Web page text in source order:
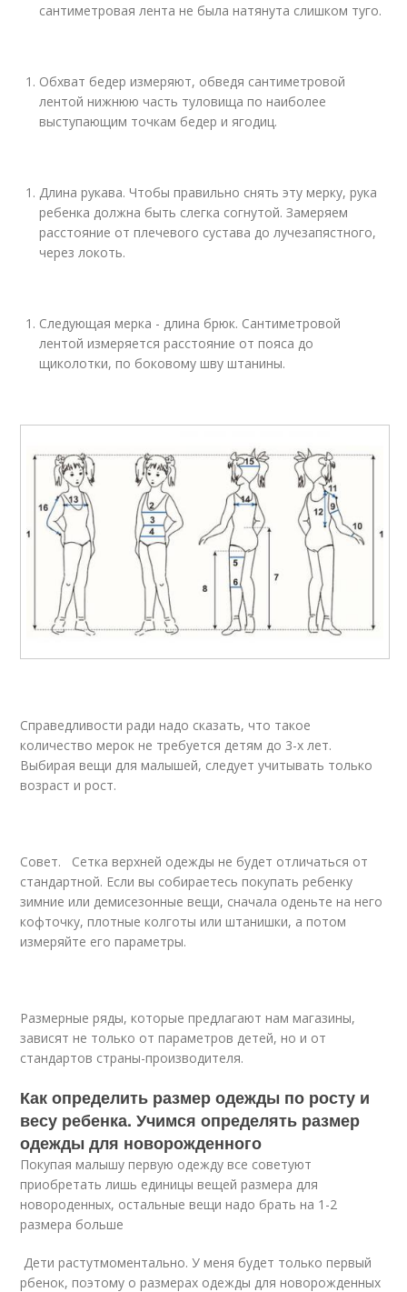
сантиметровая лента не была натянута слишком туго.
Обхват бедер измеряют, обведя сантиметровой
лентой нижнюю часть туловища по наиболее
выступающим точкам бедер и ягодиц.
Длина рукава. Чтобы правильно снять эту мерку, рука
ребенка должна быть слегка согнутой. Замеряем
расстояние от плечевого сустава до лучезапястного,
через локоть.
Следующая мерка - длина брюк. Сантиметровой
лентой измеряется расстояние от пояса до
щиколотки, по боковому шву штанины.
Справедливости ради надо сказать, что такое
количество мерок не требуется детям до 3-х лет.
Выбирая вещи для малышей, следует учитывать только
возраст и рост.
Совет. Сетка верхней одежды не будет отличаться от
стандартной. Если вы собираетесь покупать ребенку
зимние или демисезонные вещи, сначала оденьте на него
кофточку, плотные колготы или штанишки, а потом
измеряйте его параметры.
Размерные ряды, которые предлагают нам магазины,
зависят не только от параметров детей, но и от
стандартов страны-производителя.
Как определить размер одежды по росту и
весу ребенка. Учимся определять размер
одежды для новорожденного
Покупая малышу первую одежду все советуют
приобретать лишь единицы вещей размера для
новороденных, остальные вещи надо брать на 1-2
размера больше
Дети растутмоментально. У меня будет только первый
рбенок, поэтому о размерах одежды для новорожденных